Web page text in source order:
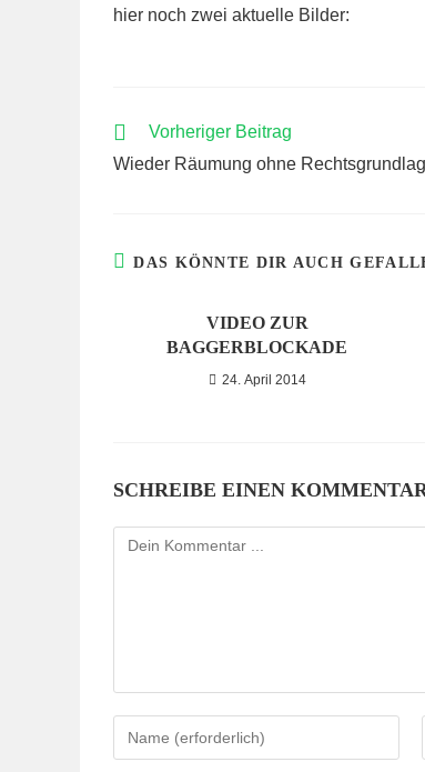
hier noch zwei aktuelle Bilder:
WEITERE
ANSEHEN
Vorheriger Beitrag
Wieder Räumung ohne
DAS KÖNNTE DIR AUCH
VIDEO ZUR
BAGGERBLOCKADE
24. April 2014
SCHREIBE EINEN
Kommentieren
deinen